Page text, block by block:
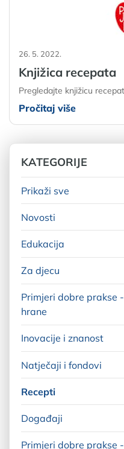
KATEGORIJE
Prikaži sve
Novosti
Edukacija
Za djecu
Primjeri dobre prakse
hrane
Inovacije i znanost
Natječaji i fondovi
Recepti
Događaji
Primjeri dobre prakse
26. 5. 2022.
Knjižica recepata
Pregledajte knjižicu
Pročitaj više